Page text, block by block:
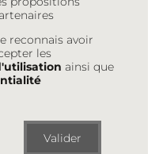
reconnais avoir
les
ainsi que
Valider